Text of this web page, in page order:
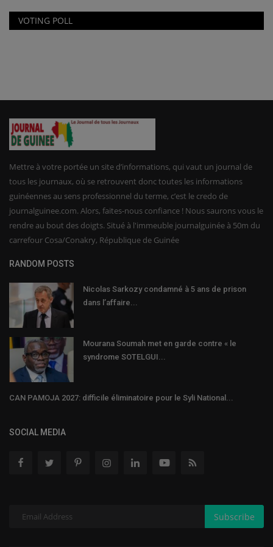
VOTING POLL
Mettre à votre portée un site d’informations, qui vaut un journal de
tous les journaux, où se retrouvent donc toutes les informations
guinéennes au sens professionnel du terme, c’est le credo de
journalguinee.com. Alors, faites-nous confiance ! Nous saurons vous le
rendre au bout des doigts. Situé à l'immeuble journalguinée à 50m du
carrefour Cosa/Conakry, République de Guinée
RANDOM POSTS
Nicolas Sarkozy condamné à 5 ans de prison
dans l’affaire...
Mourana Soumah met en garde contre « le
syndrome SOTELGUI...
CAN PAMOJA 2027: difficile éliminatoire pour le Syli National...
SOCIAL MEDIA
Subscribe